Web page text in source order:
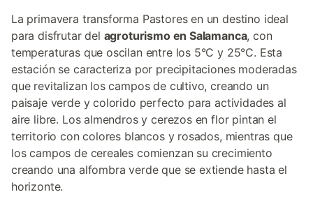
La primavera transforma Pastores en un destino ideal
para disfrutar del agroturismo en Salamanca, con
temperaturas que oscilan entre los 5°C y 25°C. Esta
estación se caracteriza por precipitaciones moderadas
que revitalizan los campos de cultivo, creando un
paisaje verde y colorido perfecto para actividades al
aire libre. Los almendros y cerezos en flor pintan el
territorio con colores blancos y rosados, mientras que
los campos de cereales comienzan su crecimiento
creando una alfombra verde que se extiende hasta el
horizonte.